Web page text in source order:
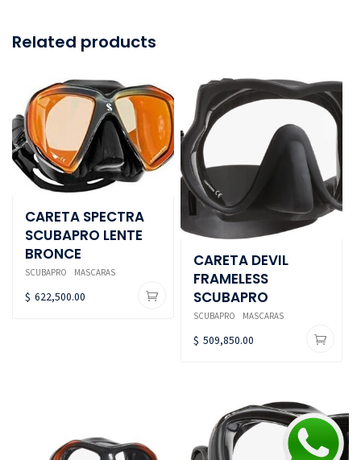
Related products
CARETA SPECTRA
SCUBAPRO LENTE
BRONCE
SCUBAPRO MASCARAS
$ 622,500.00
CARETA DEVIL
FRAMELESS
SCUBAPRO
SCUBAPRO MASCARAS
$ 509,850.00